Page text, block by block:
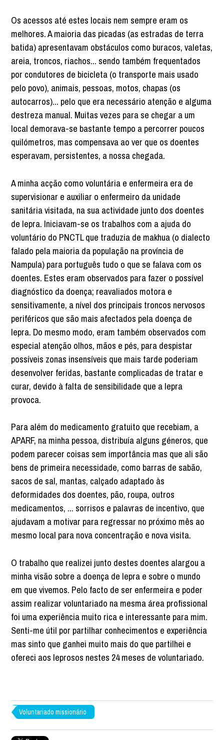
Os acessos até estes locais nem sempre eram os
melhores. A maioria das picadas (as estradas de terra
batida) apresentavam obstáculos como buracos, valetas,
areia, troncos, riachos... sendo também frequentados
por condutores de bicicleta (o transporte mais usado
pelo povo), animais, pessoas, motos, chapas (os
autocarros)... pelo que era necessário atenção e alguma
destreza manual. Muitas vezes para se chegar a um
local demorava-se bastante tempo a percorrer poucos
quilómetros, mas compensava ao ver que os doentes
esperavam, persistentes, a nossa chegada.
A minha acção como voluntária e enfermeira era de
supervisionar e auxiliar o enfermeiro da unidade
sanitária visitada, na sua actividade junto dos doentes
de lepra. Iniciavam-se os trabalhos com a ajuda do
voluntário do PNCTL que traduzia de makhua (o dialecto
falado pela maioria da população na província de
Nampula) para português tudo o que se falava com os
doentes. Estes eram observados para fazer o possível
diagnóstico da doença; reavaliados motora e
sensitivamente, a nível dos principais troncos nervosos
periféricos que são mais afectados pela doença de
lepra. Do mesmo modo, eram também observados com
especial atenção olhos, mãos e pés, para despistar
possíveis zonas insensíveis que mais tarde poderiam
desenvolver feridas, bastante complicadas de tratar e
curar, devido à falta de sensibilidade que a lepra
provoca.
Para além do medicamento gratuito que recebiam, a
APARF, na minha pessoa, distribuía alguns géneros, que
podem parecer coisas sem importância mas que ali são
bens de primeira necessidade, como barras de sabão,
sacos de sal, mantas, calçado adaptado às
deformidades dos doentes, pão, roupa, outros
medicamentos, ... sorrisos e palavras de incentivo, que
ajudavam a motivar para regressar no próximo mês ao
mesmo local para nova concentração e nova visita.
O trabalho que realizei junto destes doentes alargou a
minha visão sobre a doença de lepra e sobre o mundo
em que vivemos. Pelo facto de ser enfermeira e poder
assim realizar voluntariado na mesma área profissional
foi uma experiência muito rica e interessante para mim.
Senti-me útil por partilhar conhecimentos e experiência
mas sinto que ganhei muito mais do que partilhei e
ofereci aos leprosos nestes 24 meses de voluntariado.
Voluntariado missionário